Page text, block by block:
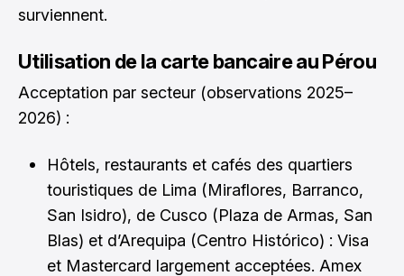
surviennent.
Utilisation de la carte bancaire au Pérou
Acceptation par secteur (observations 2025–
2026) :
Hôtels, restaurants et cafés des quartiers
touristiques de Lima (Miraflores, Barranco,
San Isidro), de Cusco (Plaza de Armas, San
Blas) et d’Arequipa (Centro Histórico) : Visa
et Mastercard largement acceptées. Amex